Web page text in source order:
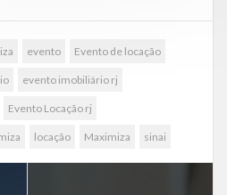
evento Evento de locação
evento imobiliário rj
Evento Locação rj
locação Maximiza sinai